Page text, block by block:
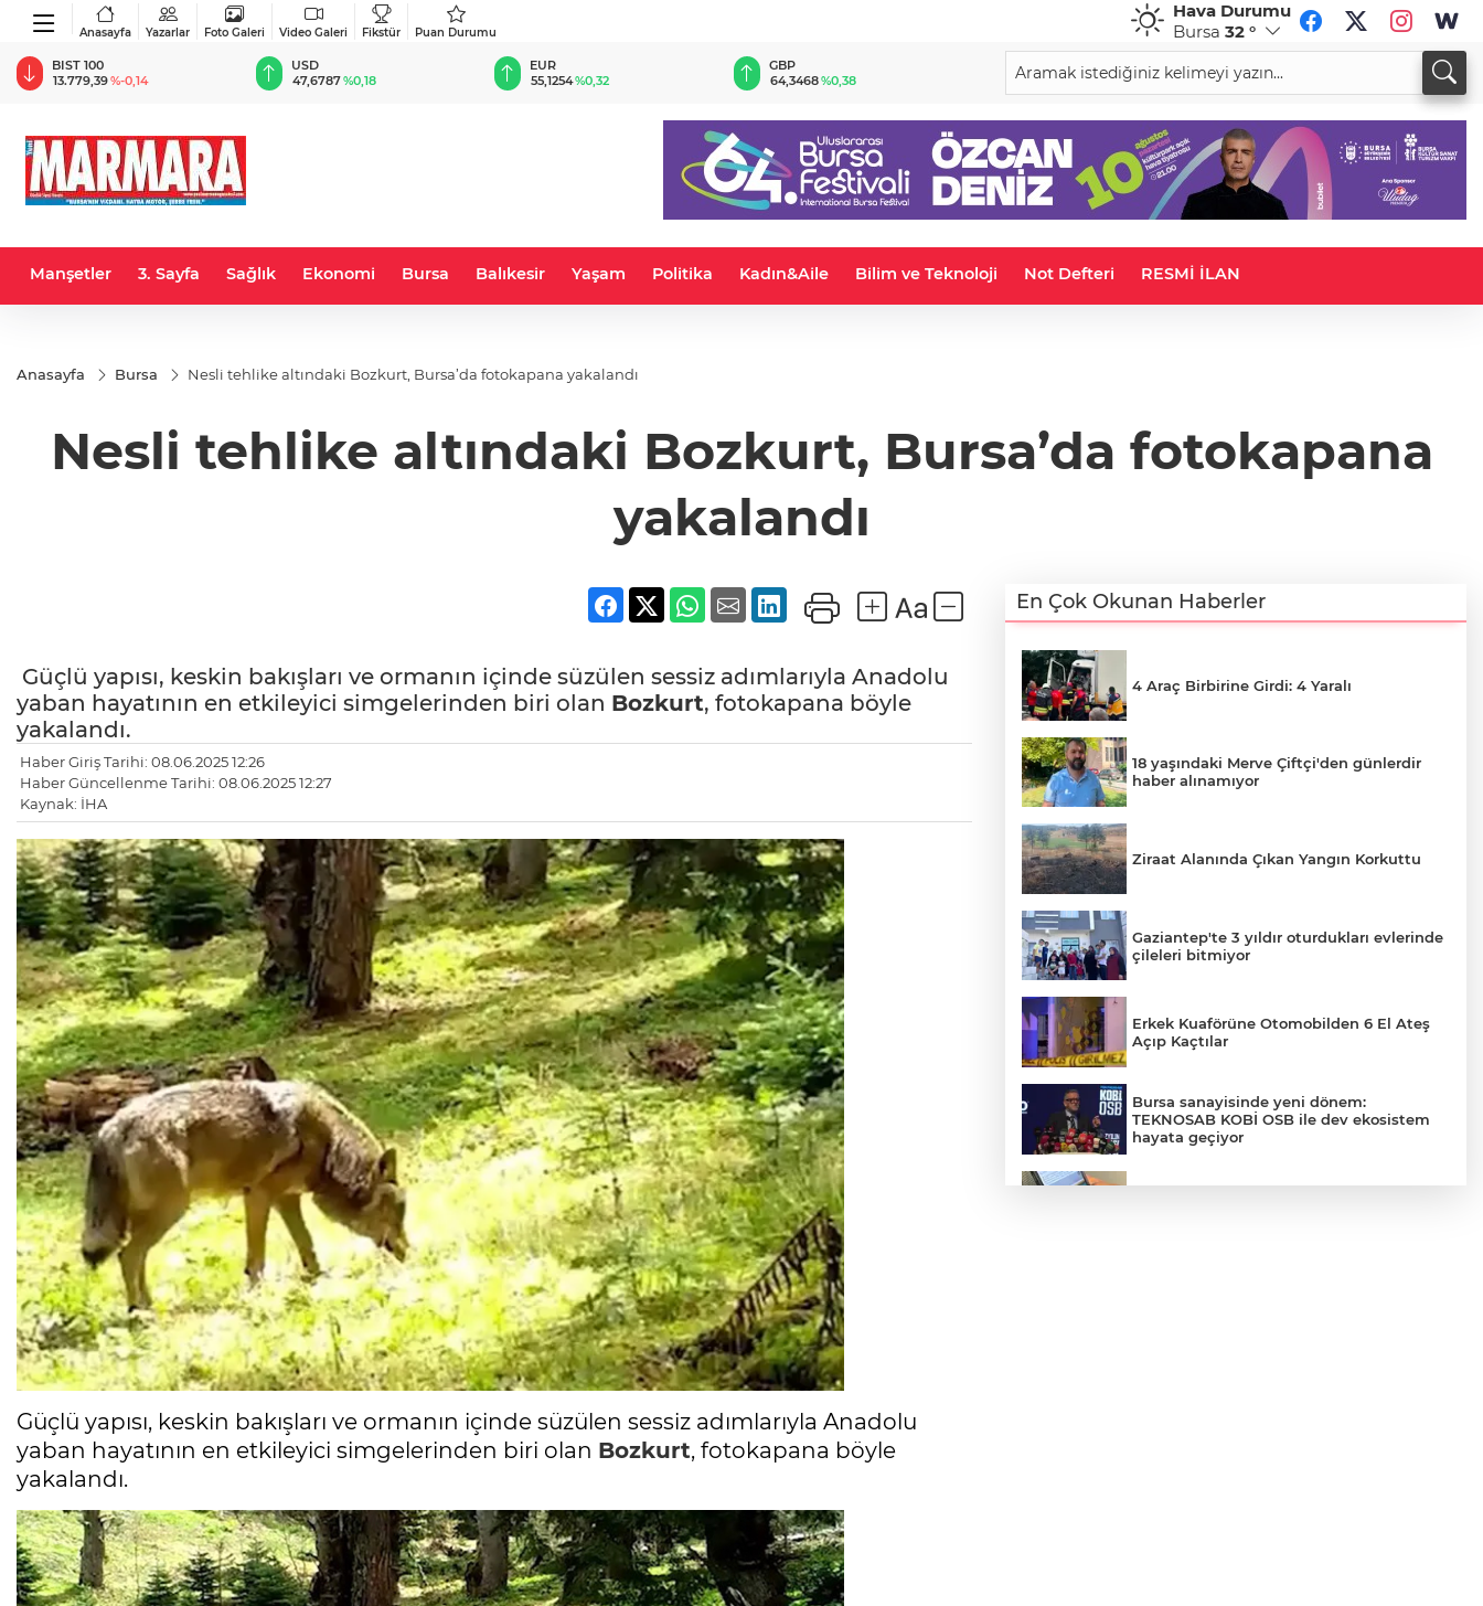
Anasayfa Yazarlar Foto Galeri Video Galeri Fikstür Puan Durumu
Hava Durumu
Bursa 32 °
BIST 100
13.779,39%-0,14
USD
47,6787%0,18
EUR
55,1254%0,32
GBP
64,3468%0,38
CHF
59,0083%0,82
34,1883
Manşetler 3. Sayfa Sağlık Ekonomi Bursa Balıkesir Yaşam Politika Kadın&Aile Bilim ve Teknoloji Not Defteri RESMİ İLAN
Anasayfa Bursa Nesli tehlike altındaki Bozkurt, Bursa’da fotokapana yakalandı
Nesli tehlike altındaki Bozkurt, Bursa’da fotokapana
yakalandı
Güçlü yapısı, keskin bakışları ve ormanın içinde süzülen sessiz adımlarıyla Anadolu
yaban hayatının en etkileyici simgelerinden biri olan Bozkurt, fotokapana böyle
yakalandı.
Haber Giriş Tarihi: 08.06.2025 12:26
Haber Güncellenme Tarihi: 08.06.2025 12:27
Kaynak: İHA
Güçlü yapısı, keskin bakışları ve ormanın içinde süzülen sessiz adımlarıyla Anadolu
yaban hayatının en etkileyici simgelerinden biri olan Bozkurt, fotokapana böyle
yakalandı.
En Çok Okunan Haberler
4 Araç Birbirine Girdi: 4 Yaralı
18 yaşındaki Merve Çiftçi'den günlerdir
haber alınamıyor
Ziraat Alanında Çıkan Yangın Korkuttu
Gaziantep'te 3 yıldır oturdukları evlerinde
çileleri bitmiyor
Erkek Kuaförüne Otomobilden 6 El Ateş
Açıp Kaçtılar
Bursa sanayisinde yeni dönem:
TEKNOSAB KOBİ OSB ile dev ekosistem
hayata geçiyor